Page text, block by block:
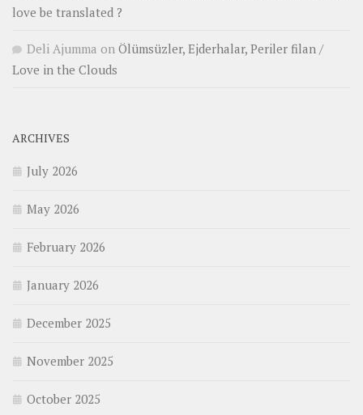
love be translated ?
Deli Ajumma on Ölümsüzler, Ejderhalar, Periler filan /
Love in the Clouds
ARCHIVES
July 2026
May 2026
February 2026
January 2026
December 2025
November 2025
October 2025